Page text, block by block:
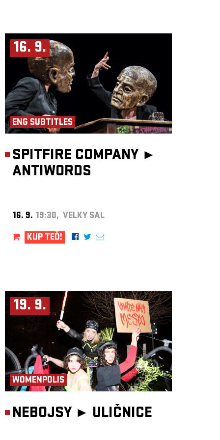
16. 9.
ENG SUBTITLES
SPITFIRE COMPANY ►
ANTIWORDS
16. 9. 19:30, VELKÝ SÁL
KUP TEĎ!
19. 9.
WOMENPOLIS
NEBOJSY ► ULIČNICE